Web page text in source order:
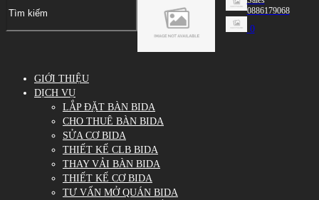
0886179068
0
GIỚI THIỆU
DỊCH VỤ
LẮP ĐẶT BÀN BIDA
CHO THUÊ BÀN BIDA
SỬA CƠ BIDA
THIẾT KẾ CLB BIDA
THAY VẢI BÀN BIDA
THIẾT KẾ CƠ BIDA
TƯ VẤN MỞ QUÁN BIDA